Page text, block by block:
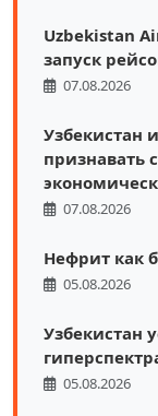
Uzbekistan
запуск
07.08.2026
Узбекистан
признавать
07.08.2026
Нефрит как
05.08.2026
Узбекистан
05.08.2026